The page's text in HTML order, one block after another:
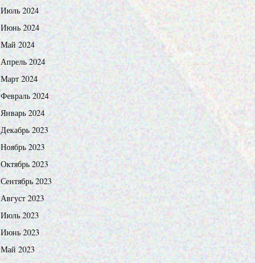
Июль 2024
Июнь 2024
Май 2024
Апрель 2024
Март 2024
Февраль 2024
Январь 2024
Декабрь 2023
Ноябрь 2023
Октябрь 2023
Сентябрь 2023
Август 2023
Июль 2023
Июнь 2023
Май 2023